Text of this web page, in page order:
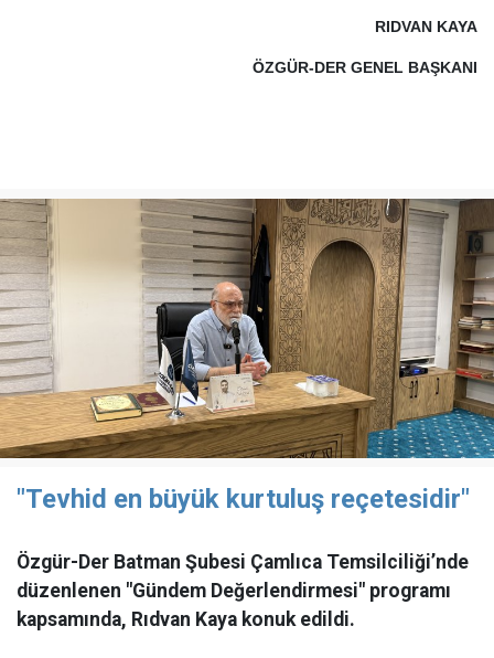
RIDVAN KAYA
ÖZGÜR-DER GENEL BAŞKANI
"Tevhid en büyük kurtuluş reçetesidir"
Özgür-Der Batman Şubesi Çamlıca Temsilciliği’nde
düzenlenen "Gündem Değerlendirmesi" programı
kapsamında, Rıdvan Kaya konuk edildi.